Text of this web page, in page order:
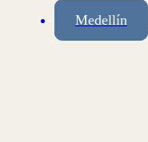
Medellín